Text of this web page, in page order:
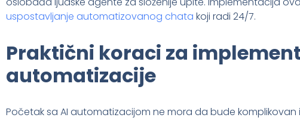
uspostavljanje automatizovanog chata koji radi 24/7.
Praktični koraci za
automatizacije
Početak sa AI automatizacijom ne mora da bude komplikovan